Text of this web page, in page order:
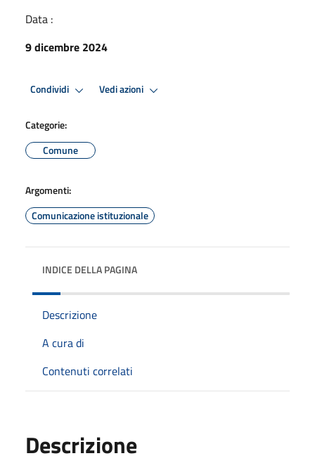
Data :
9 dicembre 2024
Condividi Vedi azioni
Categorie:
Comune
Argomenti:
Comunicazione istituzionale
INDICE DELLA PAGINA
Descrizione
A cura di
Contenuti correlati
Descrizione